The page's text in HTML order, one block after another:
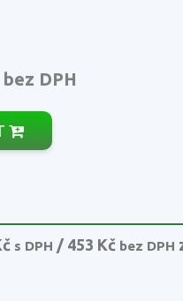
bez DPH
s DPH / 453 Kč bez DPH